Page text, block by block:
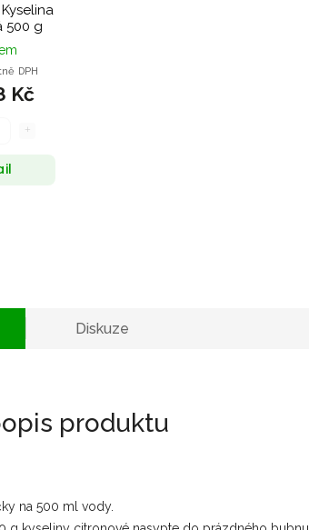
500 g
DPH
Kč
Diskuze
produktu
na 500 ml vody.